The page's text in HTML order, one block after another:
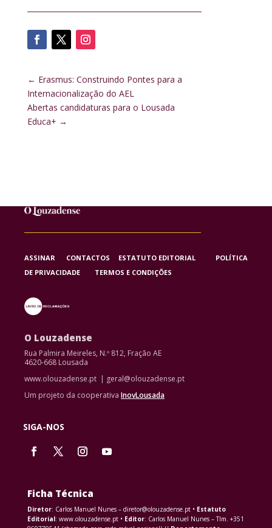
← Erasmus: Construindo Pontes para a
Internacionalização do AEL
Abertas candidaturas para o Lousada
Educa+ →
ASSINAR CONTACTOS ESTATUTO EDITORIAL POLÍTICA
DE PRIVACIDADE TERMOS E CONDIÇÕES
O Louzadense
Rua Palmira Meireles, N.º 812, Fração AE
4620-668 Lousada
www.olouzadense.pt | geral@olouzadense.pt
Um projeto da cooperativa InovLousada
SIGA-NOS
Ficha Técnica
Diretor: Carlos Manuel Nunes – diretor@olouzadense.pt • Estatuto
Editorial: www.olouzadense.pt • Editor: Carlos Manuel Nunes – Tlm. +351